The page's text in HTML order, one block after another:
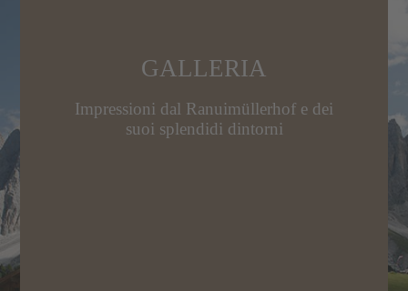
GALLERIA
Impressioni dal Ranuimüllerhof e dei
suoi splendidi dintorni